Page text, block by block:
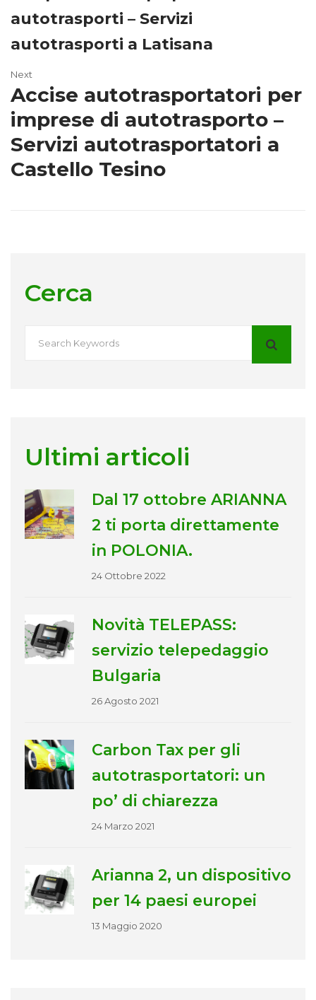
autotrasporti – Servizi
autotrasporti a Latisana
Next
Accise autotrasportatori per
imprese di autotrasporto –
Servizi autotrasportatori a
Castello Tesino
Cerca
Ultimi articoli
Dal 17 ottobre ARIANNA
2 ti porta direttamente
in POLONIA.
24 Ottobre 2022
Novità TELEPASS:
servizio telepedaggio
Bulgaria
26 Agosto 2021
Carbon Tax per gli
autotrasportatori: un
po’ di chiarezza
24 Marzo 2021
Arianna 2, un dispositivo
per 14 paesi europei
13 Maggio 2020